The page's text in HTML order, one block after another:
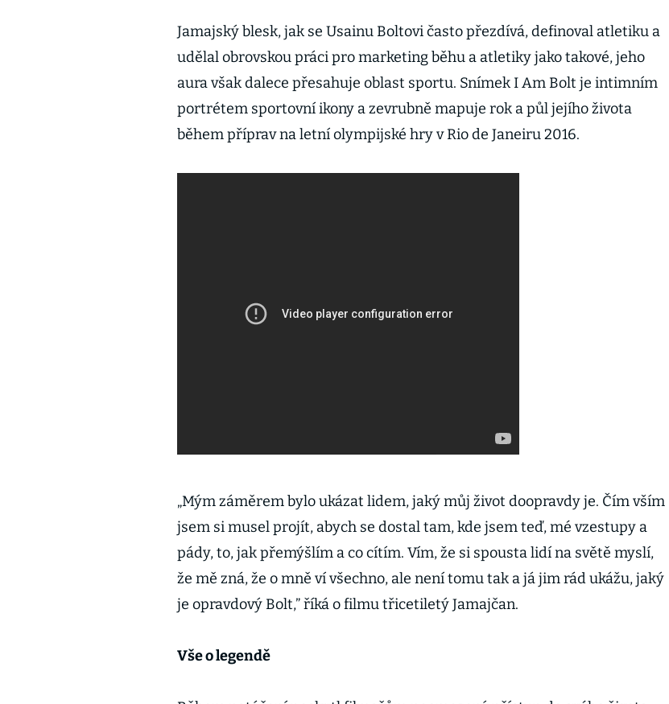
Jamajský blesk, jak se Usainu Boltovi často přezdívá, definoval atletiku a
udělal obrovskou práci pro marketing běhu a atletiky jako takové, jeho
aura však dalece přesahuje oblast sportu. Snímek I Am Bolt je intimním
portrétem sportovní ikony a zevrubně mapuje rok a půl jejího života
během příprav na letní olympijské hry v Rio de Janeiru 2016.
„Mým záměrem bylo ukázat lidem, jaký můj život doopravdy je. Čím vším
jsem si musel projít, abych se dostal tam, kde jsem teď, mé vzestupy a
pády, to, jak přemýšlím a co cítím. Vím, že si spousta lidí na světě myslí,
že mě zná, že o mně ví všechno, ale není tomu tak a já jim rád ukážu, jaký
je opravdový Bolt,” říká o filmu třicetiletý Jamajčan.
Vše o legendě